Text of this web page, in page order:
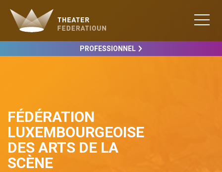
PROFESSIONNEL
FÉDÉRATION
LUXEMBOURGEOISE
DES ARTS DE LA
SCÈNE